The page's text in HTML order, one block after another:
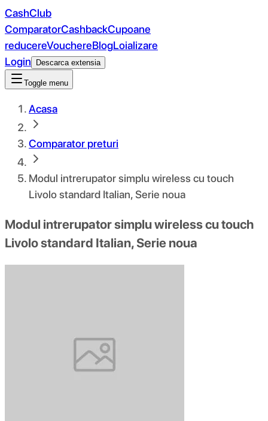
CashClub
ComparatorCashbackCupoane
reducereVouchereBlogLoializare
Login
Descarca extensia
Toggle menu
Acasa
Comparator preturi
Modul intrerupator simplu wireless cu touch
Livolo standard Italian, Serie noua
Modul intrerupator simplu wireless cu touch
Livolo standard Italian, Serie noua